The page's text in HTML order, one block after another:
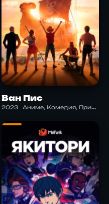
Ван Пис
2023 Аниме, Комедия, Приключения, Экшен